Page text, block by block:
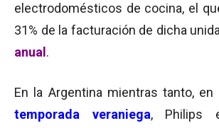
electrodomésticos de cocina, el
31% de la facturación de dicha
anual .
En la Argentina mientras tanto,
temporada veraniega, Philips